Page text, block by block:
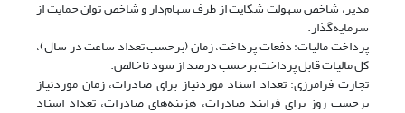
مدیر، شاخص سهولت شکایت از طرف سهام‌دار و شاخص توان حمایت از
سرمایه‌گذار.
پرداخت مالیات: دفعات پرداخت، زمان (برحسب تعداد ساعت در سال)،
کل مالیات قابل پرداخت برحسب درصد از سود ناخالص.
تجارت فرا‌‌مرزی: تعداد اسناد موردنیاز برای صادرات، زمان موردنیاز
برحسب روز برای فرایند صادرات، هزینه‌های صادرات، تعداد اسناد